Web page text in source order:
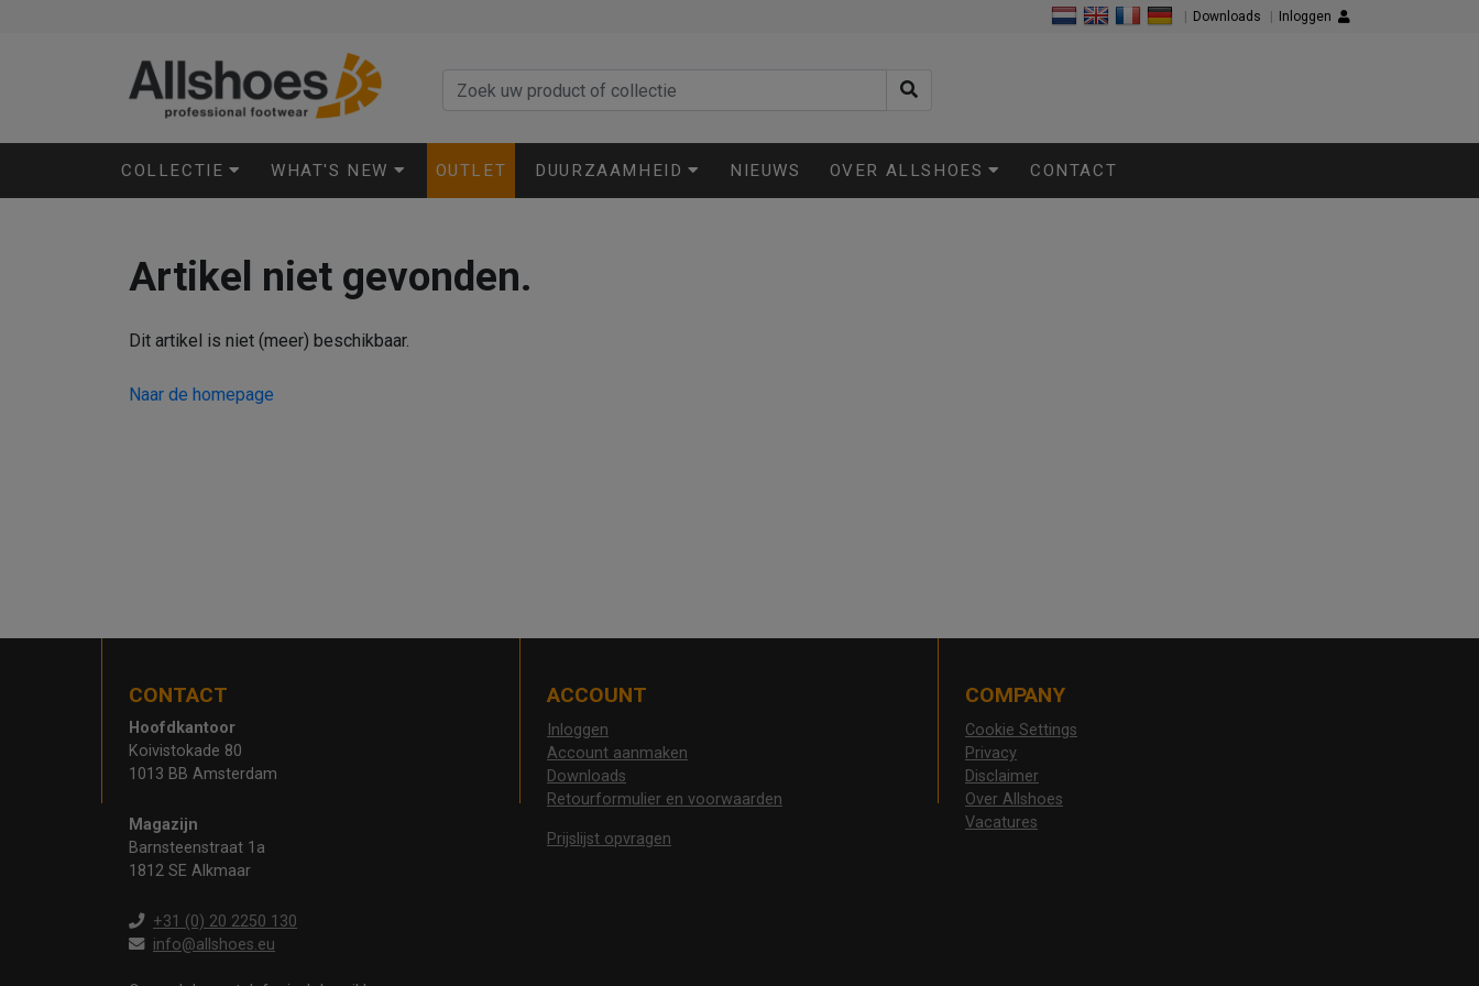
Inloggen
Downloads
COLLECTIE WHAT'S NEW OUTLET DUURZAAMHEID NIEUWS OVER ALLSHOES CONTACT
Artikel niet gevonden.
Dit artikel is niet (meer) beschikbaar.
Naar de homepage
CONTACT
Hoofdkantoor
Koivistokade 80
1013 BB Amsterdam
Magazijn
Barnsteenstraat 1a
1812 SE Alkmaar
+31 (0) 20 2250 130
info@allshoes.eu
ACCOUNT
Inloggen
Account aanmaken
Downloads
Retourformulier en voorwaarden
Prijslijst opvragen
COMPANY
Cookie Settings
Privacy
Disclaimer
Over Allshoes
Vacatures